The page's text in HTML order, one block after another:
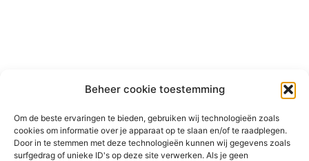
Beheer cookie toestemming
Om de beste ervaringen te bieden, gebruiken wij technologieën zoals
cookies om informatie over je apparaat op te slaan en/of te raadplegen.
Door in te stemmen met deze technologieën kunnen wij gegevens zoals
surfgedrag of unieke ID's op deze site verwerken. Als je geen